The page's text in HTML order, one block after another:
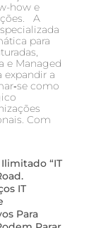
how e
A
para
e Managed
expandir a
como
Com
“IT
IT
Para